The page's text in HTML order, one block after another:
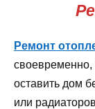
Ремонт
оставить дом
или